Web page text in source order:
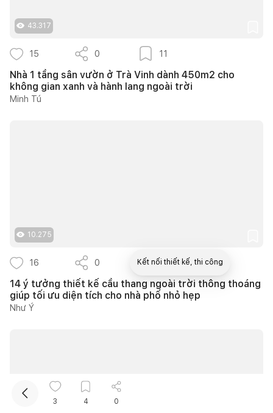
43.317
15 0 11
Nhà 1 tầng sân vườn ở Trà Vinh dành 450m2 cho
không gian xanh và hành lang ngoài trời
Minh Tú
10.275
16 0 13
14 ý tưởng thiết kế cầu thang ngoài trời thông thoáng
giúp tối ưu diện tích cho nhà phố nhỏ hẹp
Như Ý
3 4 0
Kết nối thiết kế, thi công
Mua sắm hoàn thiện nhà